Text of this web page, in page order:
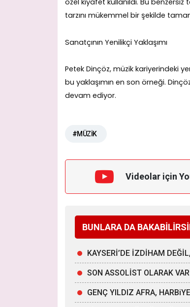
özel kıyafet kullanıldı. Bu
tarzını mükemmel bir şekilde
Sanatçının Yenilikçi Yaklaşımı
Petek Dinçöz, müzik kariyerindeki
bu yaklaşımın en son örneği.
devam ediyor.
#MÜZİK
Videolar için
BUNLARA DA
KAYSERİ’DE İZDİHAM
SON ASSOLİST OLARAK
GENÇ YILDIZ AFRA,